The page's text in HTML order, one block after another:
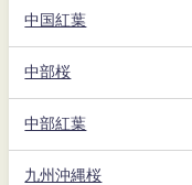
中国紅葉
中部桜
中部紅葉
九州沖縄桜